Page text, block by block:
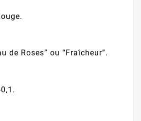
de Roses” ou “Fraîcheur”.